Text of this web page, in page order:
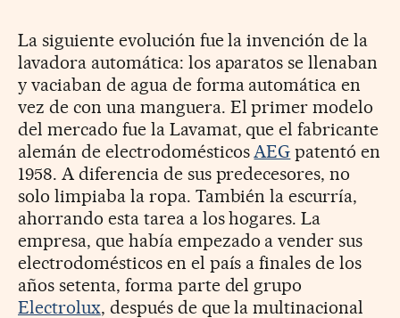
La siguiente evolución fue la invención de la
lavadora automática: los aparatos se llenaban
y vaciaban de agua de forma automática en
vez de con una manguera. El primer modelo
del mercado fue la Lavamat, que el fabricante
alemán de electrodomésticosAEG patentó en
1958. A diferencia de sus predecesores, no
solo limpiaba la ropa. También la escurría,
ahorrando esta tarea a los hogares. La
empresa, que había empezado a vender sus
electrodomésticos en el país a finales de los
años setenta, forma parte del grupo
Electrolux, después de que la multinacional